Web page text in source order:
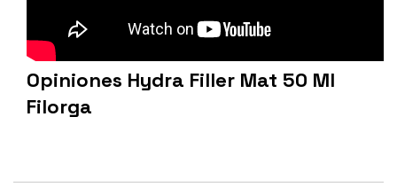
Opiniones Hydra Filler Mat 50 Ml
Filorga